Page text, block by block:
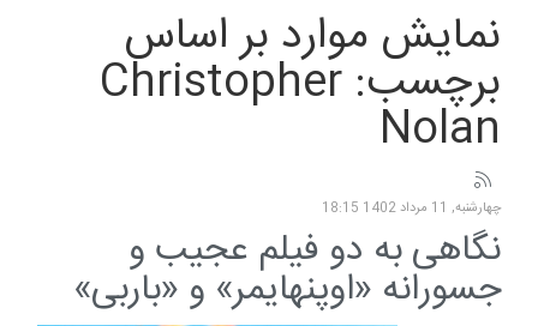
نمایش موارد بر اساس
برچسب: Christopher
Nolan
چهارشنبه, 11 مرداد 1402 18:15
نگاهی به دو فیلم عجیب و
جسورانه «اوپنهایمر» و «باربی»